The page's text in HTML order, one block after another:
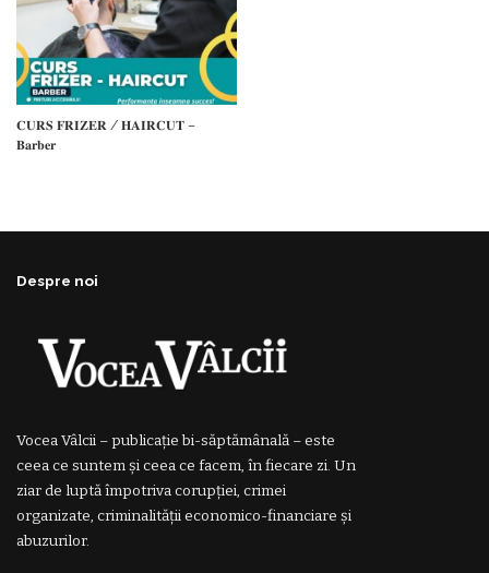
𝐂𝐔𝐑𝐒 𝐅𝐑𝐈𝐙𝐄𝐑 / 𝐇𝐀𝐈𝐑𝐂𝐔𝐓 –
𝐁𝐚𝐫𝐛𝐞𝐫
Despre noi
Vocea Vâlcii – publicație bi-săptămânală – este
ceea ce suntem și ceea ce facem, în fiecare zi. Un
ziar de luptă împotriva corupției, crimei
organizate, criminalității economico-financiare și
abuzurilor.